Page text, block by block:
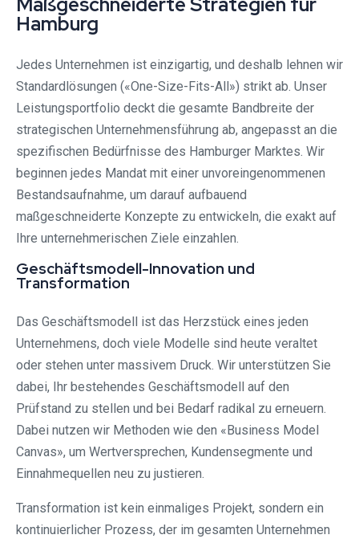
Hamburg
Jedes Unternehmen ist einzigartig, und deshalb lehnen wir
Standardlösungen («One-Size-Fits-All») strikt ab. Unser
Leistungsportfolio deckt die gesamte Bandbreite der
strategischen Unternehmensführung ab, angepasst an die
spezifischen Bedürfnisse des Hamburger Marktes. Wir
beginnen jedes Mandat mit einer unvoreingenommenen
Bestandsaufnahme, um darauf aufbauend
maßgeschneiderte Konzepte zu entwickeln, die exakt auf
Ihre unternehmerischen Ziele einzahlen.
Geschäftsmodell-Innovation und
Transformation
Das Geschäftsmodell ist das Herzstück eines jeden
Unternehmens, doch viele Modelle sind heute veraltet
oder stehen unter massivem Druck. Wir unterstützen Sie
dabei, Ihr bestehendes Geschäftsmodell auf den
Prüfstand zu stellen und bei Bedarf radikal zu erneuern.
Dabei nutzen wir Methoden wie den «Business Model
Canvas», um Wertversprechen, Kundensegmente und
Einnahmequellen neu zu justieren.
Transformation ist kein einmaliges Projekt, sondern ein
kontinuierlicher Prozess, der im gesamten Unternehmen